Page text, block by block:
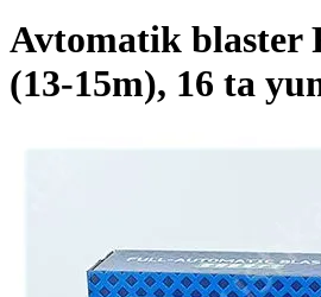
Avtomatik blaster
(13-15m), 16 ta